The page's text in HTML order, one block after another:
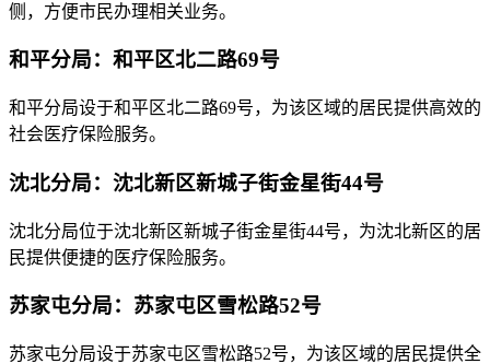
侧，方便市民办理相关业务。
和平分局：和平区北二路69号
和平分局设于和平区北二路69号，为该区域的居民提供高效的
社会医疗保险服务。
沈北分局：沈北新区新城子街金星街44号
沈北分局位于沈北新区新城子街金星街44号，为沈北新区的居
民提供便捷的医疗保险服务。
苏家屯分局：苏家屯区雪松路52号
苏家屯分局设于苏家屯区雪松路52号，为该区域的居民提供全